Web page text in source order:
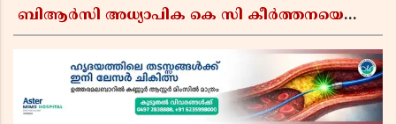
ബിആർസി അധ്യാപിക കെ സി കീർത്തനയെ